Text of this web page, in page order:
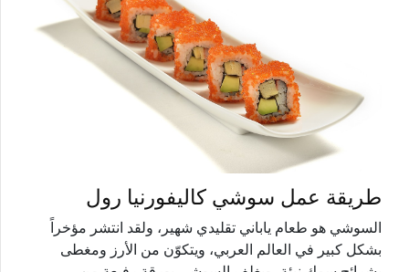
طريقة عمل سوشي كاليفورنيا رول
السوشي هو طعام ياباني تقليدي شهير، ولقد انتشر مؤخراً
بشكل كبير في العالم العربي، ويتكوّن من الأرز ومغطى